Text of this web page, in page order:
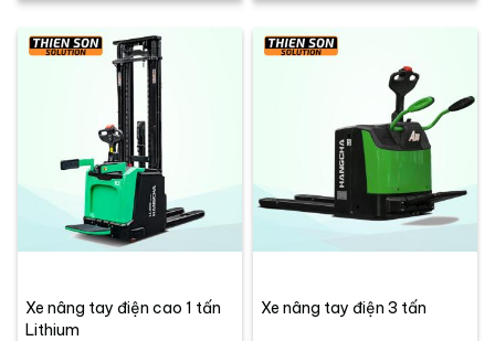
Xe nâng tay điện cao 1 tấn
Lithium
Xe nâng tay điện 3 tấn